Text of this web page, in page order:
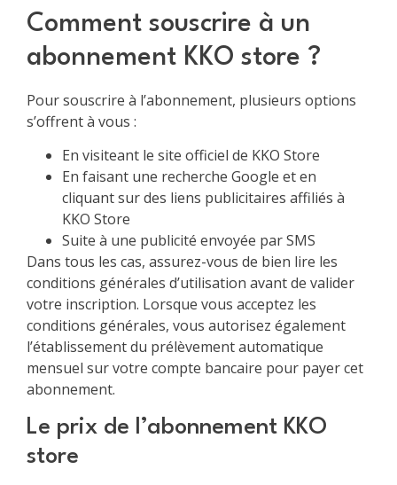
Comment souscrire à un
abonnement KKO store ?
Pour souscrire à l’abonnement, plusieurs options
s’offrent à vous :
En visiteant le site officiel de KKO Store
En faisant une recherche Google et en
cliquant sur des liens publicitaires affiliés à
KKO Store
Suite à une publicité envoyée par SMS
Dans tous les cas, assurez-vous de bien lire les
conditions générales d’utilisation avant de valider
votre inscription. Lorsque vous acceptez les
conditions générales, vous autorisez également
l’établissement du prélèvement automatique
mensuel sur votre compte bancaire pour payer cet
abonnement.
Le prix de l’abonnement KKO
store